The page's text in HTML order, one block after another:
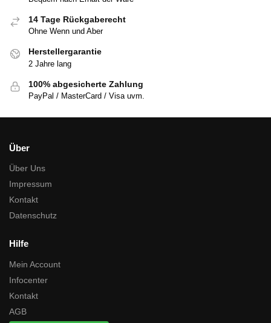
14 Tage Rückgaberecht
Ohne Wenn und Aber
Herstellergarantie
2 Jahre lang
100% abgesicherte Zahlung
PayPal / MasterCard / Visa uvm.
Über
Über Uns
Impressum
Kontakt
Datenschutz
Hilfe
Mein Account
Infocenter
Kontakt
AGB